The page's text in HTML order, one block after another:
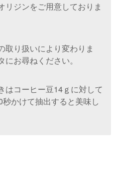
リジンをご用意しておりま
取り扱いにより変わりま
お尋ねください。
はコーヒー豆14ｇに対して
かけて抽出すると美味し